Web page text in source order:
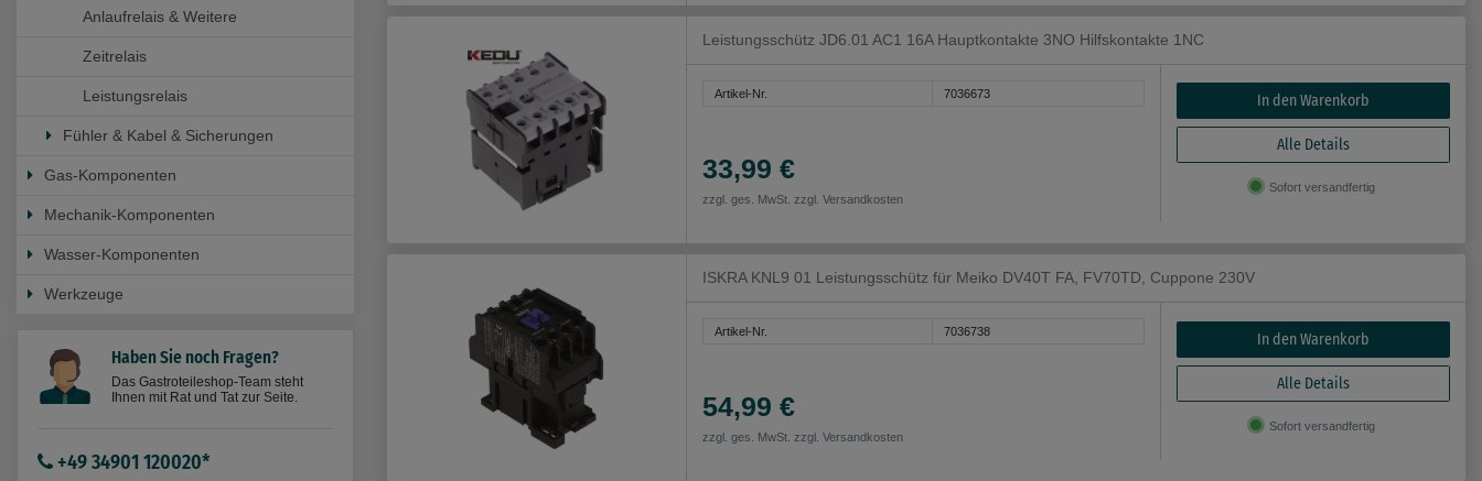
Anlaufrelais & Weitere
Zeitrelais
Leistungsrelais
Fühler & Kabel & Sicherungen
Gas-Komponenten
Mechanik-Komponenten
Wasser-Komponenten
Werkzeuge
Haben Sie noch Fragen?
Das Gastroteileshop-Team steht
Ihnen mit Rat und Tat zur Seite.
+49 34901 120020*
Leistungsschütz JD6.01 AC1 16A Hauptkontakte 3NO Hilfskontakte 1NC
Artikel-Nr. 7036673
33,99 €
zzgl. ges. MwSt. zzgl. Versandkosten
In den Warenkorb
Alle Details
Sofort versandfertig
ISKRA KNL9 01 Leistungsschütz für Meiko DV40T FA, FV70TD, Cuppone 230V
Artikel-Nr. 7036738
54,99 €
zzgl. ges. MwSt. zzgl. Versandkosten
In den Warenkorb
Alle Details
Sofort versandfertig